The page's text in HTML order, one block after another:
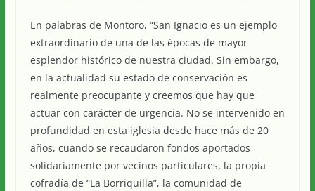
En palabras de Montoro, “San Ignacio es un ejemplo
extraordinario de una de las épocas de mayor
esplendor histórico de nuestra ciudad. Sin embargo,
en la actualidad su estado de conservación es
realmente preocupante y creemos que hay que
actuar con carácter de urgencia. No se intervenido en
profundidad en esta iglesia desde hace más de 20
años, cuando se recaudaron fondos aportados
solidariamente por vecinos particulares, la propia
cofradía de “La Borriquilla”, la comunidad de